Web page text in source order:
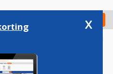
Check in
x